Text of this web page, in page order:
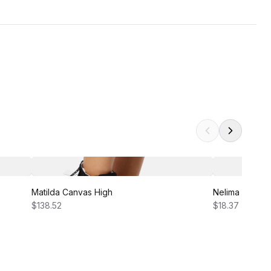
Matilda Canvas High
$138.52
Nelima Dress
$18.37